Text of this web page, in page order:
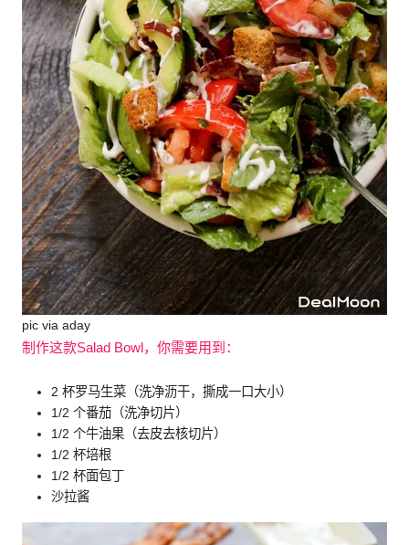
pic via aday
制作这款Salad Bowl，你需要用到：
2 杯罗马生菜（洗净沥干，撕成一口大小）
1/2 个番茄（洗净切片）
1/2 个牛油果（去皮去核切片）
1/2 杯培根
1/2 杯面包丁
沙拉酱